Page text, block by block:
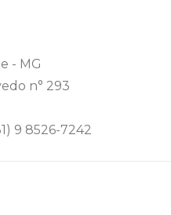
- MG
n° 293
9 8526-7242